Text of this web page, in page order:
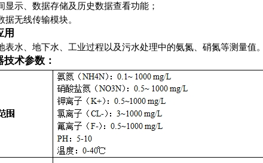
显示、数据存储及历史数据查看功能；
据无线传输模块。
用
表水、地下水、工业过程以及污水处理中的氨氮、硝氮等测量值
技术参数：